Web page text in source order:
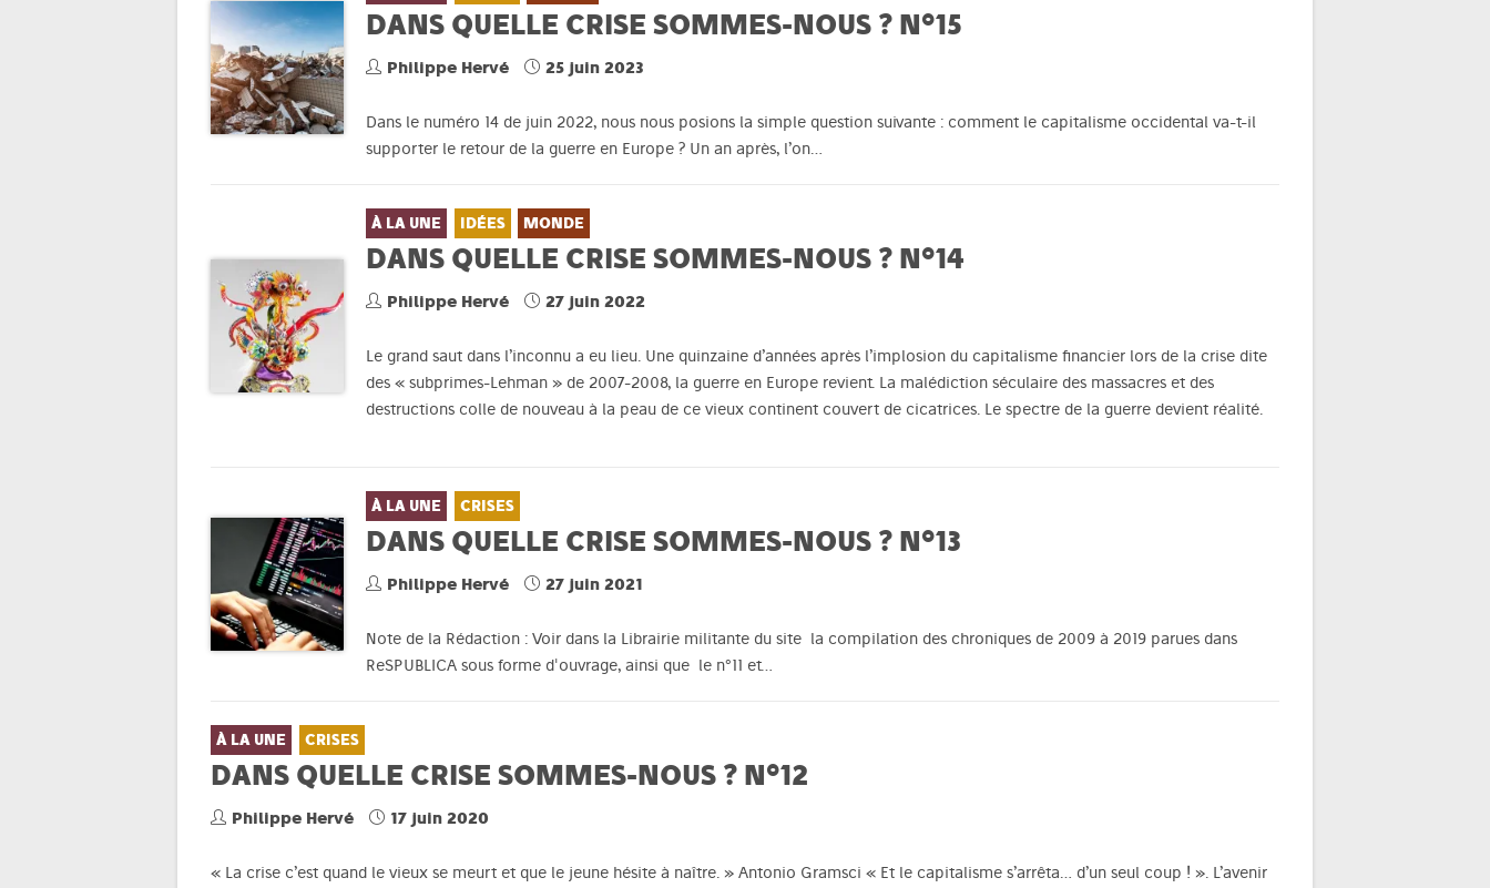
DANS QUELLE CRISE SOMMES-NOUS ? N°15
Philippe Hervé 25 juin 2023
Dans le numéro 14 de juin 2022, nous nous posions la simple question suivante : comment le capitalisme occidental va-t-il
supporter le retour de la guerre en Europe ? Un an après, l’on…
À LA UNE IDÉES MONDE
DANS QUELLE CRISE SOMMES-NOUS ? N°14
Philippe Hervé 27 juin 2022
Le grand saut dans l’inconnu a eu lieu. Une quinzaine d’années après l’implosion du capitalisme financier lors de la crise dite
des « subprimes-Lehman » de 2007-2008, la guerre en Europe revient. La malédiction séculaire des massacres et des
destructions colle de nouveau à la peau de ce vieux continent couvert de cicatrices. Le spectre de la guerre devient réalité.
À LA UNE CRISES
DANS QUELLE CRISE SOMMES-NOUS ? N°13
Philippe Hervé 27 juin 2021
Note de la Rédaction : Voir dans la Librairie militante du site la compilation des chroniques de 2009 à 2019 parues dans
ReSPUBLICA sous forme d'ouvrage, ainsi que le n°11 et…
À LA UNE CRISES
DANS QUELLE CRISE SOMMES-NOUS ? N°12
Philippe Hervé 17 juin 2020
« La crise c’est quand le vieux se meurt et que le jeune hésite à naître. » Antonio Gramsci « Et le capitalisme s’arrêta… d’un seul coup ! ». L’avenir